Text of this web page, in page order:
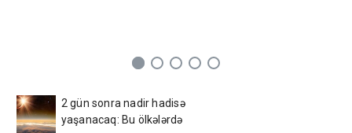
2 gün sonra nadir hadisə
yaşanacaq: Bu ölkələrdə